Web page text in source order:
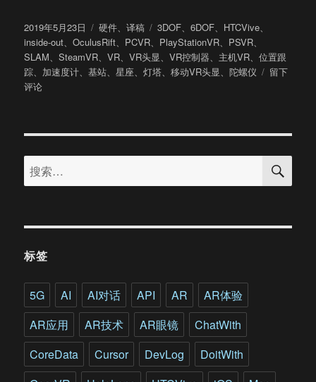
发
布
于
2019年5月23日
分
类
硬件、译稿
标
签
3DOF、6DOF、 HTCVive、
inside-out、OculusRift、 PCVR、 PlayStationVR、 PSVR、
SLAM、SteamVR、VR、VR头显、VR控制器、 主机VR、位置跟
踪、 加速度计、基站、星座、灯塔、移动VR头显、陀螺仪
于
的
置
跟
踪
留下
评论
搜
索：
搜
标签
5G AI AI对话 API AR
AR体验
AR应用
AR技术 AR眼镜
ChatWith
CoreData
Cursor DevLog
DoitWith